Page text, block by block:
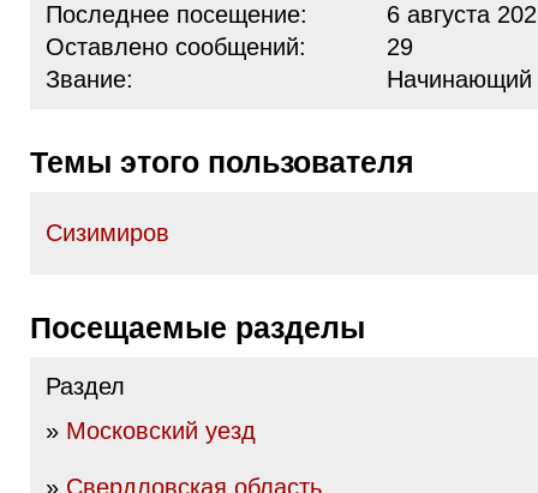
Последнее посещение:
6 августа
Оставлено сообщений:
29
Звание:
Начинающий
Темы этого пользователя
Сизимиров
Посещаемые разделы
Раздел
» Московский уезд
» Свердловская область